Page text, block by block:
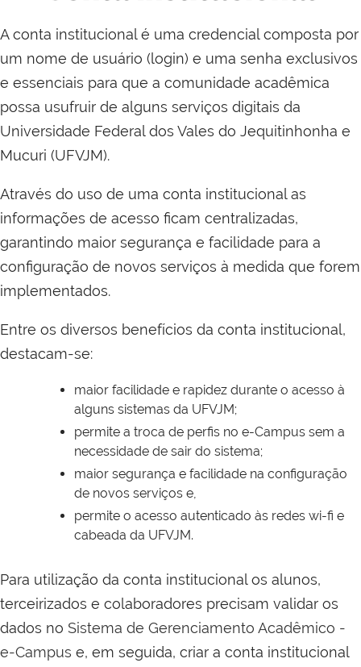
A conta institucional é uma credencial composta por
um nome de usuário (login) e uma senha exclusivos
e essenciais para que a comunidade acadêmica
possa usufruir de alguns serviços digitais da
Universidade Federal dos Vales do Jequitinhonha e
Mucuri (UFVJM).
Através do uso de uma conta institucional as
informações de acesso ficam centralizadas,
garantindo maior segurança e facilidade para a
configuração de novos serviços à medida que forem
implementados.
Entre os diversos benefícios da conta institucional,
destacam-se:
maior facilidade e rapidez durante o acesso à
alguns sistemas da UFVJM;
permite a troca de perfis no e-Campus sem a
necessidade de sair do sistema;
maior segurança e facilidade na configuração
de novos serviços e,
permite o acesso autenticado às redes wi-fi e
cabeada da UFVJM.
Para utilização da conta institucional os alunos,
terceirizados e colaboradores precisam validar os
dados no Sistema de Gerenciamento Acadêmico -
e-Campus e, em seguida, criar a conta institucional